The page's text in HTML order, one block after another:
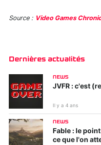
Source : Video Games
Dernières actualités
NEWS
JVFR : c'est
Il y a 4 ans
NEWS
Fable : le
ce que l'on